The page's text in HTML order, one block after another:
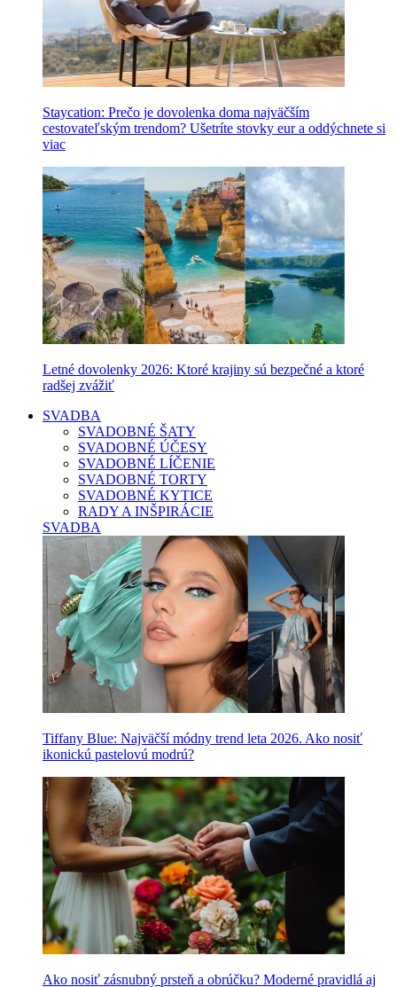
Staycation: Prečo je dovolenka doma najväčším
cestovateľským trendom? Ušetríte stovky eur a oddýchnete si
viac
Letné dovolenky 2026: Ktoré krajiny sú bezpečné a ktoré
radšej zvážiť
SVADBA
SVADOBNÉ ŠATY
SVADOBNÉ ÚČESY
SVADOBNÉ LÍČENIE
SVADOBNÉ TORTY
SVADOBNÉ KYTICE
RADY A INŠPIRÁCIE
SVADBA
Tiffany Blue: Najväčší módny trend leta 2026. Ako nosiť
ikonickú pastelovú modrú?
Ako nosiť zásnubný prsteň a obrúčku? Moderné pravidlá aj